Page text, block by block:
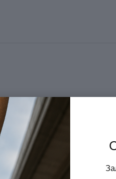
Victorinox
Evoke
Неіржавна сталь